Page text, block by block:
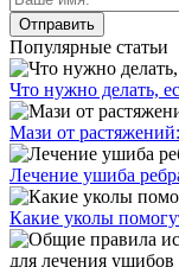
Популярные статьи
Что нужно делать,
Мази от
Лечение ушиба
Какие уколы